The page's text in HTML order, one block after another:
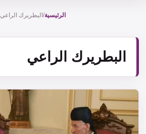
الرئيسية/ البطريرك الراعي
البطريرك الراعي